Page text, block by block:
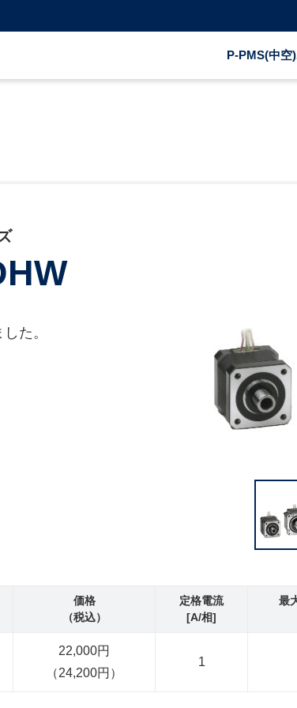
P-PMS(中空
た。
価格
（税込）
定格電流
[A/相]
最
22,000円
（24,200円）
1